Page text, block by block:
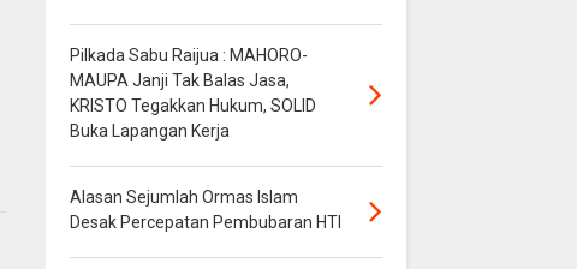
Pilkada Sabu Raijua : MAHORO-
MAUPA Janji Tak Balas Jasa,
KRISTO Tegakkan Hukum, SOLID
Buka Lapangan Kerja
Alasan Sejumlah Ormas Islam
Desak Percepatan Pembubaran HTI